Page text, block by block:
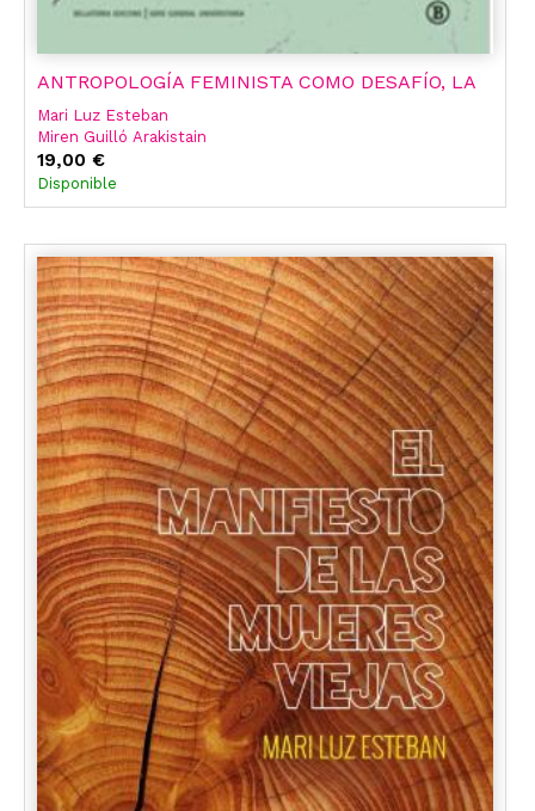
ANTROPOLOGÍA FEMINISTA COMO DESAFÍO, LA
Mari Luz Esteban
Miren Guilló Arakistain
19,00 €
Disponible